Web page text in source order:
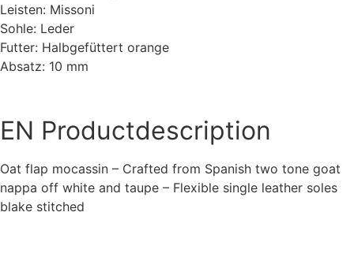
Leisten: Missoni
Sohle: Leder
Futter: Halbgefüttert orange
Absatz: 10 mm
EN Productdescription
Oat flap mocassin – Crafted from Spanish two tone goat
nappa off white and taupe – Flexible single leather soles
blake stitched